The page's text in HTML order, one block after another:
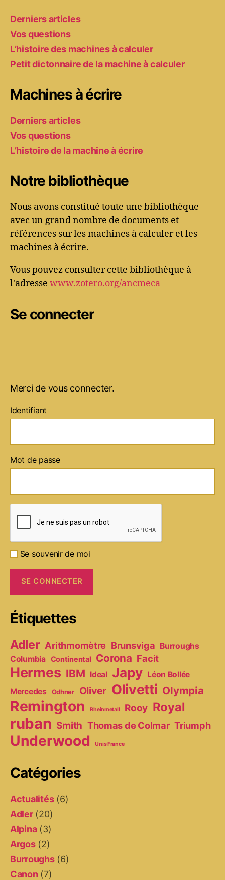
Derniers articles
Vos questions
L’histoire des machines à calculer
Petit dictonnaire de la machine à calculer
Machines à écrire
Derniers articles
Vos questions
L’histoire de la machine à écrire
Notre bibliothèque
Nous avons constitué toute une bibliothèque
avec un grand nombre de documents et
références sur les machines à calculer et les
machines à écrire.
Vous pouvez consulter cette bibliothèque à
l'adresse www.zotero.org/ancmeca
Se connecter
Merci de vous connecter.
Identifiant
Mot de passe
Se souvenir de moi
Étiquettes
Adler Arithmomètre Brunsviga Burroughs
Columbia Continental Corona Facit
Hermes IBM Ideal Japy Léon Bollée
Mercedes
Odhner Oliver Olivetti Olympia
Remington Rheinmetall Rooy Royal
ruban Smith Thomas de Colmar Triumph
Underwood Unis France
Catégories
Actualités(6)
Adler(20)
Alpina(3)
Argos(2)
Burroughs(6)
Canon (7)